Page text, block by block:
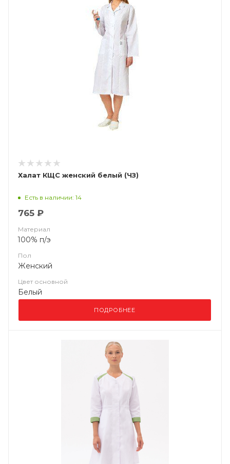
Халат КЩС женский белый (ЧЗ)
Есть в наличии: 14
765 ₽
Материал
100% п/э
Пол
Женский
Цвет основной
Белый
ПОДРОБНЕЕ